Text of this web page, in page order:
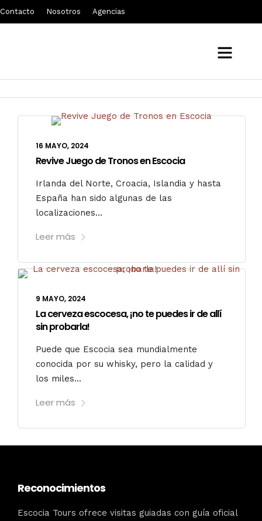
Contacto Nosotros Agencias
16 MAYO, 2024
Revive Juego de Tronos en Escocia
Irlanda del Norte, Croacia, Islandia y hasta
España han sido algunas de las
localizaciones...
Leer más
9 MAYO, 2024
La cerveza escocesa, ¡no te puedes ir de allí
sin probarla!
Puede que Escocia sea mundialmente
conocida por su whisky, pero la calidad y
los miles...
Leer más
Reconocimientos
Escocia Tours ofrece visitas guiadas con guía oficial